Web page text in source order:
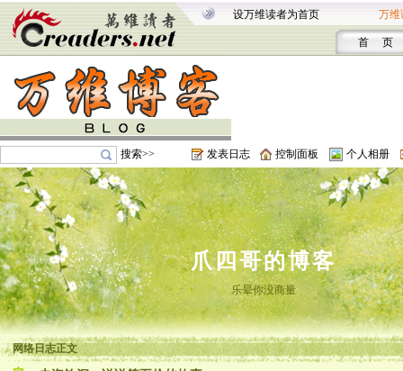
设万维读者为首页 万维
首 页
搜索>> 发表日志 控制面板 个人相册
爪四哥的博客
乐晕你没商量
网络日志正文